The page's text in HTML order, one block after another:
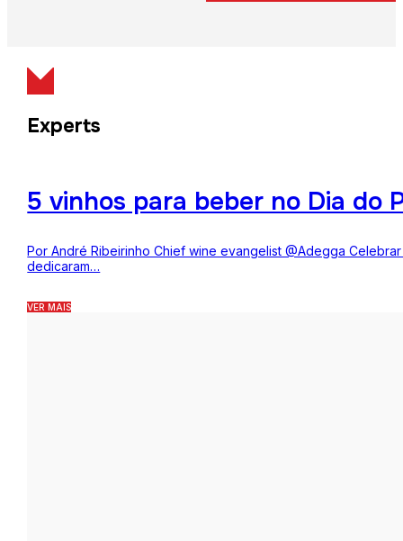
Experts
5 vinhos para beber no Dia do
Por André Ribeirinho Chief wine evangelist @Adegga
dedicaram…
VER MAIS